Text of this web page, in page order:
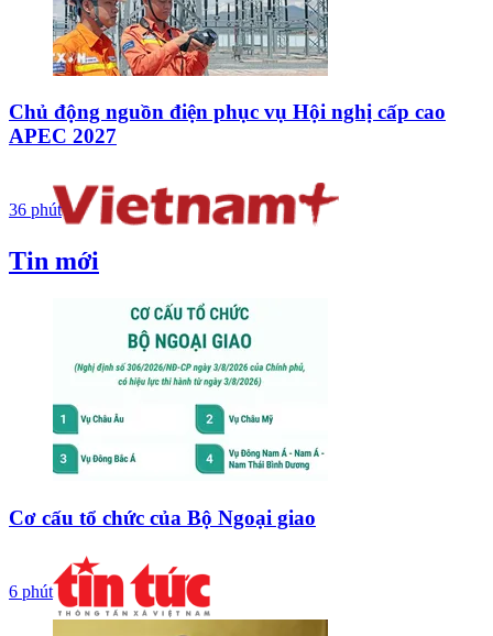
Chủ động nguồn điện phục vụ Hội nghị cấp cao
APEC 2027
36 phút
Tin mới
Cơ cấu tổ chức của Bộ Ngoại giao
6 phút